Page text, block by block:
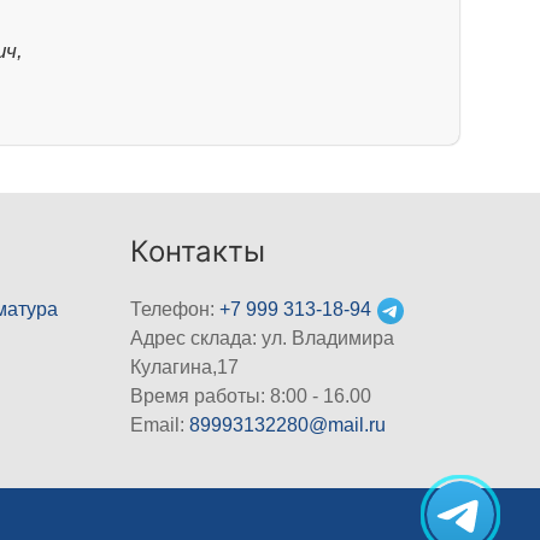
Контакты
Телефон:+7 999 313-18-94
Адрес склада: ул. Владимира
Кулагина,17
Время работы: 8:00 - 16.00
Email:89993132280@mail.ru